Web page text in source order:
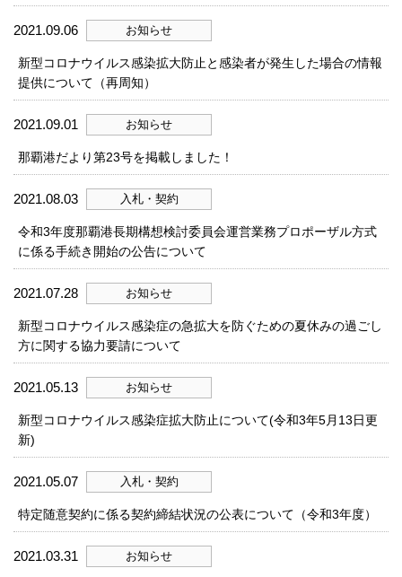
2021.09.06 お知らせ
新型コロナウイルス感染拡大防止と感染者が発生した場合の情報
提供について（再周知）
2021.09.01 お知らせ
那覇港だより第23号を掲載しました！
2021.08.03 入札・契約
令和3年度那覇港長期構想検討委員会運営業務プロポーザル方式
に係る手続き開始の公告について
2021.07.28 お知らせ
新型コロナウイルス感染症の急拡大を防ぐための夏休みの過ごし
方に関する協力要請について
2021.05.13 お知らせ
新型コロナウイルス感染症拡大防止について(令和3年5月13日更
新)
2021.05.07 入札・契約
特定随意契約に係る契約締結状況の公表について（令和3年度）
2021.03.31 お知らせ